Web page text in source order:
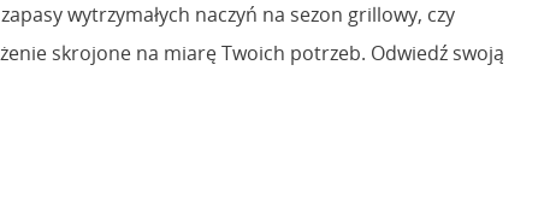
wytrzymałych naczyń na sezon grillowy, czy
skrojone na miarę Twoich potrzeb. Odwiedź swoją